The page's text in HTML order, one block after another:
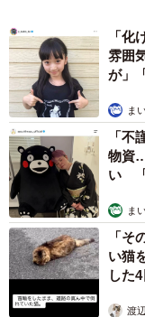
「
雰囲
が」
ま
「不
物資
い 「
ま
「そ
い猫
した
渡